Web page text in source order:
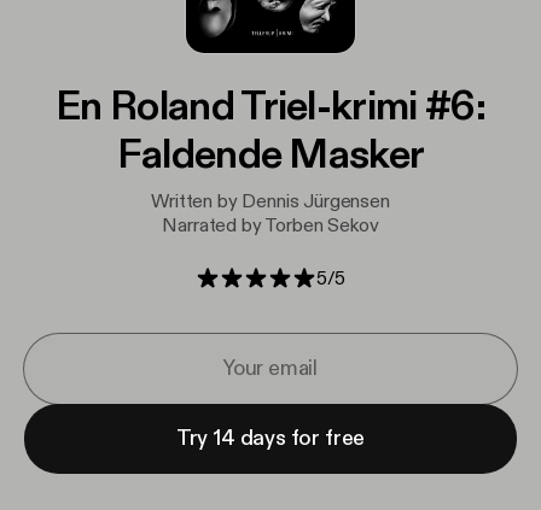
En Roland Triel-krimi #6:
Faldende Masker
Written by Dennis Jürgensen
Narrated by Torben Sekov
5/5
Try 14 days for free